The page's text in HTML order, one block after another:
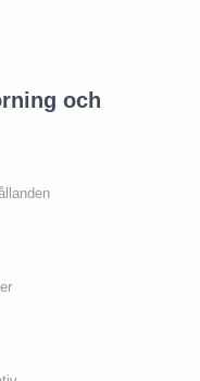
och